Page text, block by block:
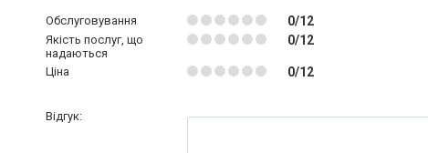
Обслуговування 0/12
Якість послуг, що
надаються
0/12
Ціна 0/12
Відгук: